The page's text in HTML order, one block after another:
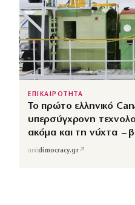
ΕΠΙΚΑΙΡΟΤΗΤΑ
Το πρώτο ελληνικό
υπερσύγχρονη
ακόμα και τη νύχτα –
απόdimocracy.gr↗